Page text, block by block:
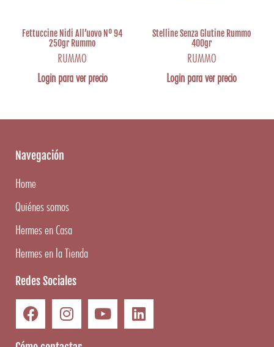
Fettuccine Nidi All’uovo Nº 94
250gr Rummo
RUMMO
Login para ver precio
Stelline Senza Glutine Rummo
400gr
RUMMO
Login para ver precio
Navegación
Home
Quiénes somos
Hermes en Casa
Hermes en la Tienda
Redes Sociales